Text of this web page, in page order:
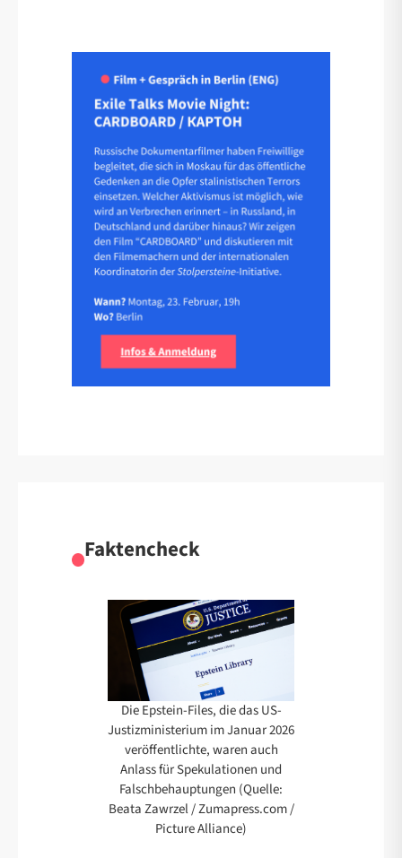
Faktencheck
Die Epstein-Files, die das US-
Justizministerium im Januar 2026
veröffentlichte, waren auch
Anlass für Spekulationen und
Falschbehauptungen (Quelle:
Beata Zawrzel / Zumapress.com /
Picture Alliance)